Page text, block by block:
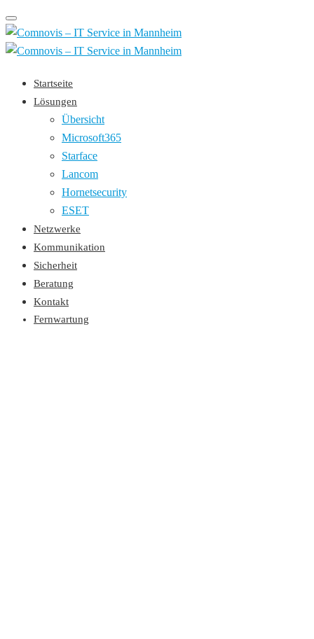
Toggle
navigation
Startseite
Lösungen
Übersicht
Microsoft365
Starface
Lancom
Hornetsecurity
ESET
Netzwerke
Kommunikation
Sicherheit
Beratung
Kontakt
Fernwartung